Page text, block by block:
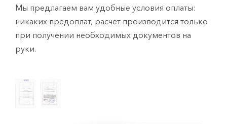
Мы предлагаем вам удобные условия оплаты:
никаких предоплат, расчет производится только
при получении необходимых документов на
руки.